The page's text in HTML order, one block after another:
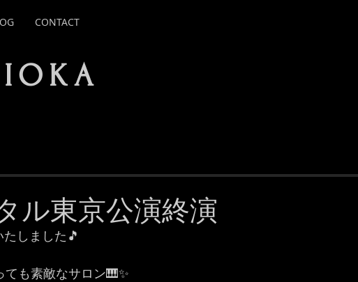
CONTACT
ル東京公演終演
しました🎵
も素敵なサロン🎹✨